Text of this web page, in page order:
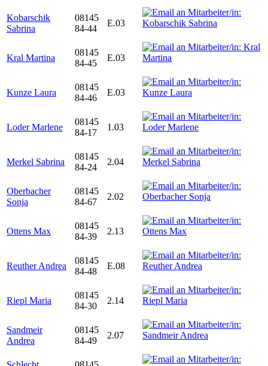
Kobarschik
Sabrina
08145
84-44
E.03
Kral Martina
08145
84-45
E.03
Kunze Laura
08145
84-46
E.03
Loder Marlene
08145
84-17
1.03
Merkel Sabrina
08145
84-24
2.04
Oberbacher
Sonja
08145
84-67
2.02
Ottens Max
08145
84-39
2.13
Reuther Andrea
08145
84-48
E.08
Riepl Maria
08145
84-30
2.14
Sandmeir
Andrea
08145
84-49
2.07